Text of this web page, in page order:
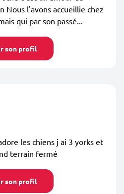
Nous l'avons accueillie chez
qui par son passé...
son profil
les chiens j ai 3 yorks et
terrain fermé
son profil